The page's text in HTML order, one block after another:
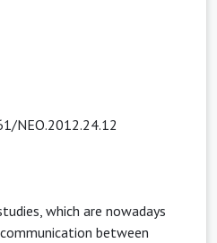
NEO.2012.24.12
which are nowadays
between